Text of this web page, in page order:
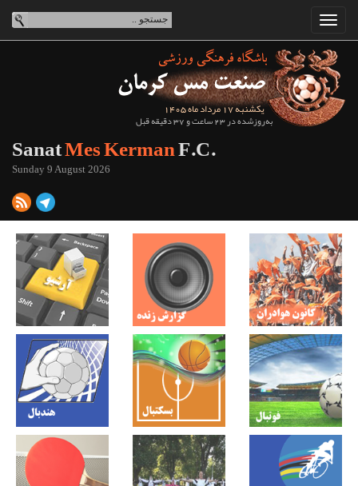
یکشنبه 17 مرداد ماه 1405
به‌روزشده در 23 ساعت و 37 دقیقه قبل
SanatMes KermanF.C.
Sunday 9 August 2026